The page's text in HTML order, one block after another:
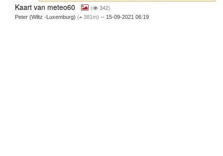
Kaart van meteo60 ( 342)
Peter (Wiltz -Luxemburg) ( 381m) -- 15-09-2021 06:19